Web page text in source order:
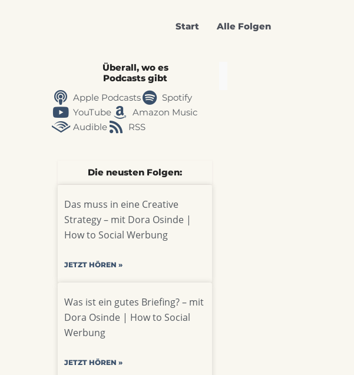
Start Alle Folgen
Überall, wo es
Podcasts gibt
Apple Podcasts
Spotify
YouTube
Amazon Music
Audible
RSS
Die neusten Folgen:
Das muss in eine Creative
Strategy – mit Dora Osinde |
How to Social Werbung
JETZT HÖREN »
Was ist ein gutes Briefing? – mit
Dora Osinde | How to Social
Werbung
JETZT HÖREN »